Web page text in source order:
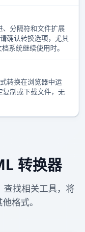
、分隔符和文件扩展
确认转换选项，尤其
系统继续使用时。
转换在浏览器中运
复制或下载文件，无
转换器
查找相关工具，将
格式。